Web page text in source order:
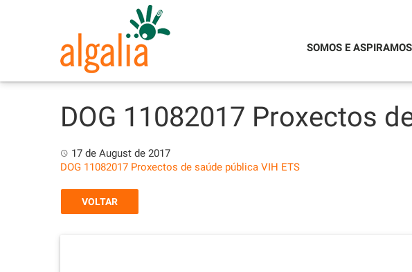
SOMOS E ASPIRAMOS
DOG 11082017 Proxectos
17 de August de 2017
DOG 11082017 Proxectos de saúde pública VIH ETS
VOLTAR